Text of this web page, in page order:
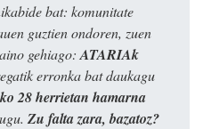
bat: komunitate
guztien ondoren, zuen
gehiago: ATARIAk
erronka bat daukagu
28 herrietan hamarna
Zu falta zara, bazatoz?